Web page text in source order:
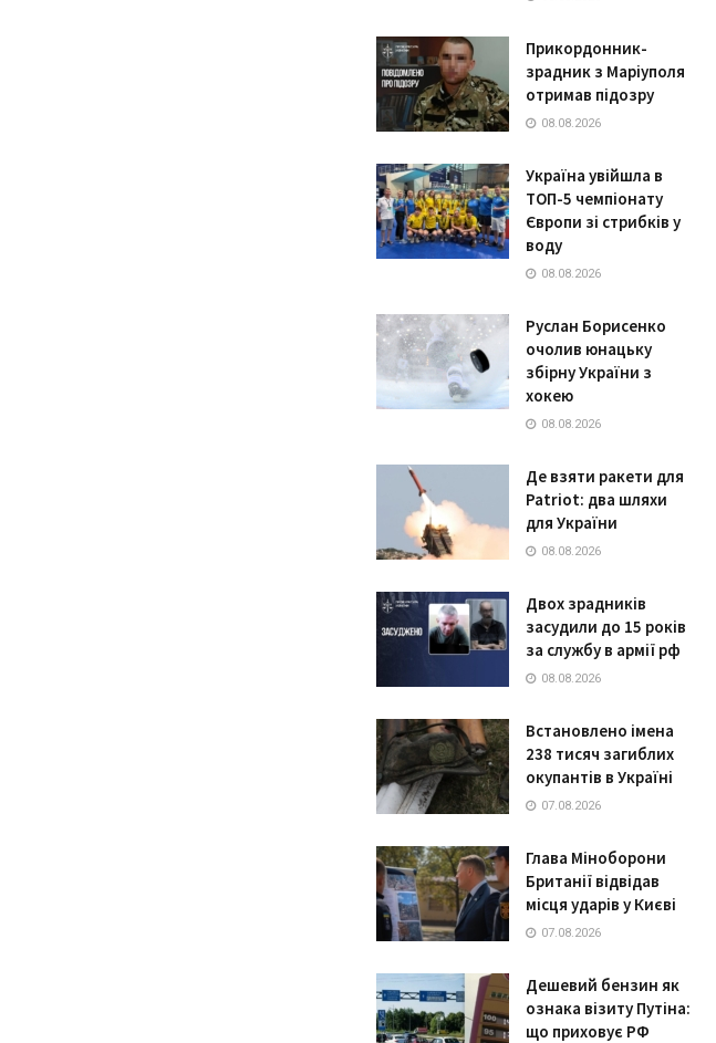
Прикордонник-
зрадник з Маріуполя
отримав підозру
08.08.2026
Україна увійшла в
ТОП-5 чемпіонату
Європи зі стрибків у
воду
08.08.2026
Руслан Борисенко
очолив юнацьку
збірну України з
хокею
08.08.2026
Де взяти ракети для
Patriot: два шляхи
для України
08.08.2026
Двох зрадників
засудили до 15 років
за службу в армії рф
08.08.2026
Встановлено імена
238 тисяч загиблих
окупантів в Україні
07.08.2026
Глава Міноборони
Британії відвідав
місця ударів у Києві
07.08.2026
Дешевий бензин як
ознака візиту Путіна:
що приховує РФ